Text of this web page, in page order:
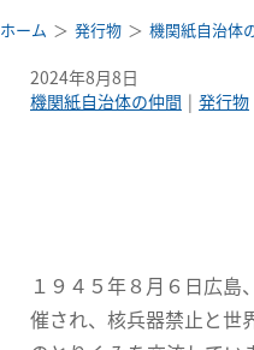
ホーム 発行物 機関紙自治体
2024年8月8日
機関紙自治体の仲間
発行物
１９４５年８月６日広
催され、核兵器禁止と世